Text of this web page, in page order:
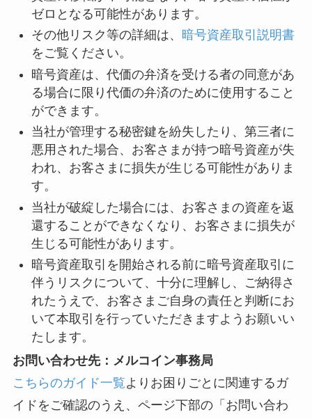
ゼロとなる可能性があります。
その他リスク等の詳細は、 暗号資産取引説明書
をご覧ください。
暗号資産は、代価の弁済を受ける者の同意があ
る場合に限り代価の弁済のために使用すること
ができます。
当社が管理する秘密鍵を紛失したり、第三者に
悪用された場合、お客さまが持つ暗号資産が失
われ、お客さまに損失が生じる可能性がありま
す。
当社が破綻した場合には、お客さまの資産を返
還することができなくなり、お客さまに損失が
生じる可能性があります。
暗号資産取引を開始される前に暗号資産取引に
伴うリスクについて、十分に理解し、ご納得さ
れたうえで、お客さまご自身の責任と判断にお
いて本取引を行っていただきますようお願いい
たします。
お問い合わせ先：メルコイン事務局
こちらのガイド一覧よりお困りごとに関連するガ
イドをご確認のうえ、ページ下部の「お問い合わ